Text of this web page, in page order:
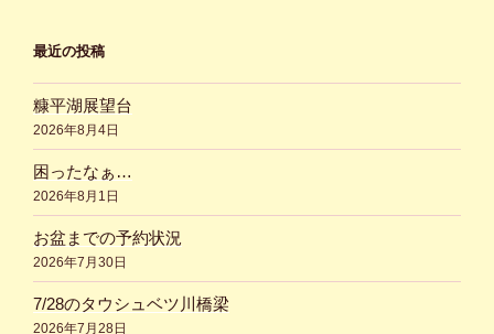
最近の投稿
糠平湖展望台
2026年8月4日
困ったなぁ…
2026年8月1日
お盆までの予約状況
2026年7月30日
7/28のタウシュベツ川橋梁
2026年7月28日